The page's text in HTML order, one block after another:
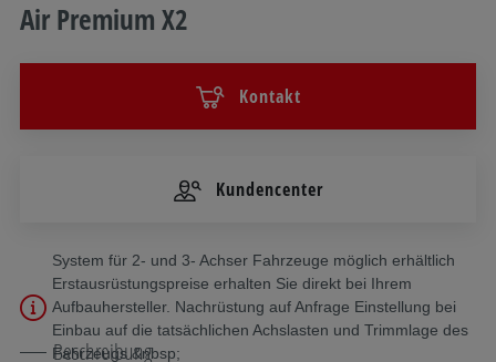
Air Premium X2
Kontakt
Kundencenter
System für 2- und 3- Achser Fahrzeuge möglich erhältlich
Erstausrüstungspreise erhalten Sie direkt bei Ihrem
Aufbauhersteller. Nachrüstung auf Anfrage Einstellung bei
Einbau auf die tatsächlichen Achslasten und Trimmlage des
Fahrzeugs &nbsp;
Beschreibung